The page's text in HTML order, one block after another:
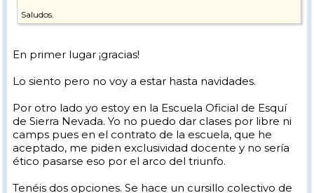
Saludos.
En primer lugar ¡gracias!
Lo siento pero no voy a estar hasta navidades.
Por otro lado yo estoy en la Escuela Oficial de Esquí
de Sierra Nevada. Yo no puedo dar clases por libre ni
camps pues en el contrato de la escuela, que he
aceptado, me piden exclusividad docente y no sería
ético pasarse eso por el arco del triunfo.
Tenéis dos opciones. Se hace un cursillo colectivo de